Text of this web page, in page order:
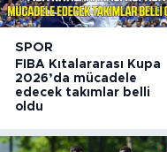
SPOR
FIBA Kıtalararası Kupa
2026’da mücadele
edecek takımlar belli
oldu